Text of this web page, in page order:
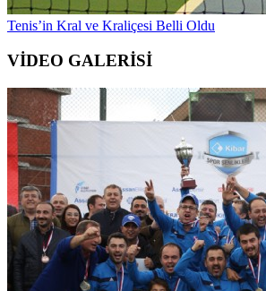
Tenis’in Kral ve Kraliçesi Belli Oldu
VİDEO GALERİSİ